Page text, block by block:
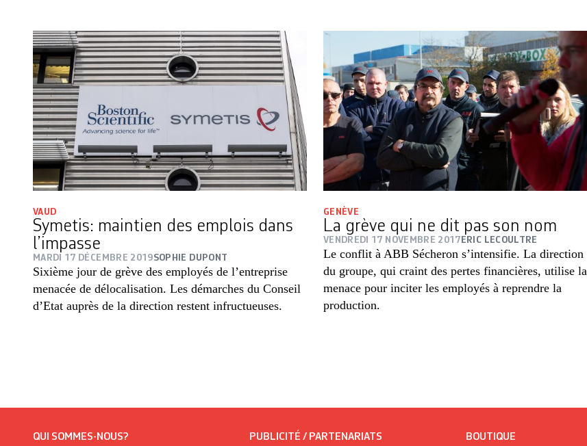
VAUD
Symetis: maintien des emplois dans
l’impasse
MARDI 17 DÉCEMBRE 2019SOPHIE DUPONT
Sixième jour de grève des employés de l’entreprise
menacée de délocalisation. Les démarches du Conseil
d’Etat auprès de la direction restent infructueuses.
GENÈVE
La grève qui ne dit pas son nom
VENDREDI 17 NOVEMBRE 2017 ERIC LECOULTRE
Le conflit à ABB Sécheron s’intensifie. La direction
du groupe, qui craint des pertes financières, utilise la
menace pour inciter les employés à reprendre la
production.
QUI SOMMES-NOUS? PUBLICITÉ / PARTENARIATS BOUTIQUE